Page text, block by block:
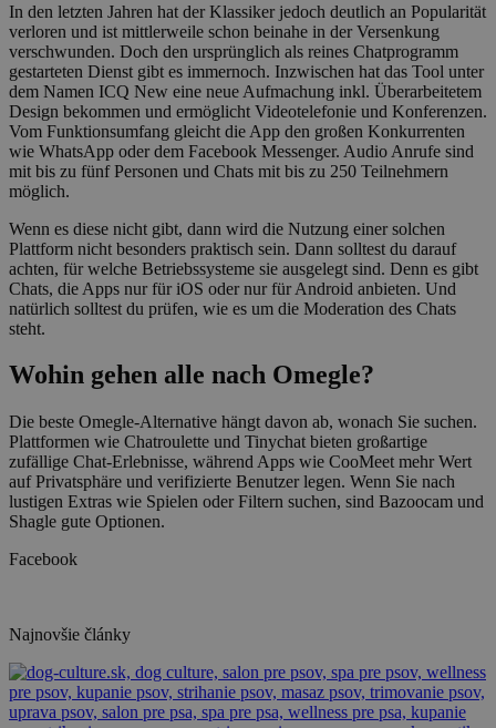
In den letzten Jahren hat der Klassiker jedoch deutlich an Popularität
verloren und ist mittlerweile schon beinahe in der Versenkung
verschwunden. Doch den ursprünglich als reines Chatprogramm
gestarteten Dienst gibt es immernoch. Inzwischen hat das Tool unter
dem Namen ICQ New eine neue Aufmachung inkl. Überarbeitetem
Design bekommen und ermöglicht Videotelefonie und Konferenzen.
Vom Funktionsumfang gleicht die App den großen Konkurrenten
wie WhatsApp oder dem Facebook Messenger. Audio Anrufe sind
mit bis zu fünf Personen und Chats mit bis zu 250 Teilnehmern
möglich.
Wenn es diese nicht gibt, dann wird die Nutzung einer solchen
Plattform nicht besonders praktisch sein. Dann solltest du darauf
achten, für welche Betriebssysteme sie ausgelegt sind. Denn es gibt
Chats, die Apps nur für iOS oder nur für Android anbieten. Und
natürlich solltest du prüfen, wie es um die Moderation des Chats
steht.
Wohin gehen alle nach Omegle?
Die beste Omegle-Alternative hängt davon ab, wonach Sie suchen.
Plattformen wie Chatroulette und Tinychat bieten großartige
zufällige Chat-Erlebnisse, während Apps wie CooMeet mehr Wert
auf Privatsphäre und verifizierte Benutzer legen. Wenn Sie nach
lustigen Extras wie Spielen oder Filtern suchen, sind Bazoocam und
Shagle gute Optionen.
Facebook
Najnovšie články